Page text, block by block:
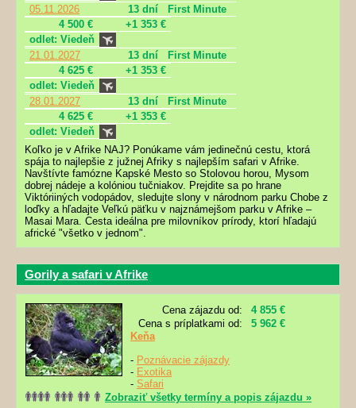
05.11.2026
13 dní
First Minute
4 500 €
+1 353 €
odlet: Viedeň
21.01.2027
13 dní
First Minute
4 625 €
+1 353 €
odlet: Viedeň
28.01.2027
13 dní
First Minute
4 625 €
+1 353 €
odlet: Viedeň
Koľko je v Afrike NAJ? Ponúkame vám jedinečnú cestu, ktorá
spája to najlepšie z južnej Afriky s najlepším safari v Afrike.
Navštívte famózne Kapské Mesto so Stolovou horou, Mysom
dobrej nádeje a kolóniou tučniakov. Prejdite sa po hrane
Viktóriiných vodopádov, sledujte slony v národnom parku Chobe z
loďky a hľadajte Veľkú päťku v najznámejšom parku v Afrike –
Masai Mara. Cesta ideálna pre milovníkov prírody, ktorí hľadajú
africké "všetko v jednom".
Gorily a safari v Afrike
Cena zájazdu od:
4 855 €
Cena s príplatkami od:
5 962 €
Keňa
- Poznávacie zájazdy
- Exotika
- Safari
Zobraziť všetky termíny a popis zájazdu »